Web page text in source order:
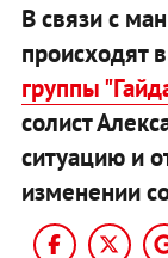
В связи с
происходят
группы
солист
ситуацию и
изменении